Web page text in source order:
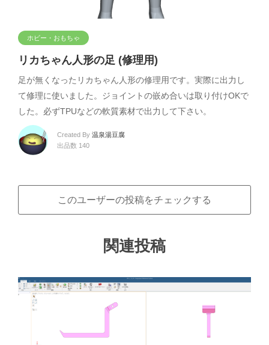
ホビー・おもちゃ
リカちゃん人形の足 (修理用)
足が無くなったリカちゃん人形の修理用です。実際に出力し
て修理に使いました。ジョイントの嵌め合いは取り付けOKで
した。必ずTPUなどの軟質素材で出力して下さい。
Created By 温泉湯豆腐
出品数 140
このユーザーの投稿をチェックする
関連投稿